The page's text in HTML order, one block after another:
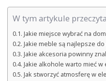
W tym artykule
Jakie miejsce wybrać na
Jakie meble są najlepsze
Jakie akcesoria powinny
Jakie alkohole warto mieć w
Jak stworzyć atmosferę w